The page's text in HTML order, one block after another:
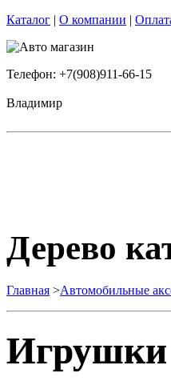
Каталог | О компании |
Телефон: +7(908)911-66-15
Владимир
Дерево
Главная >Автомобильные
Игрушки